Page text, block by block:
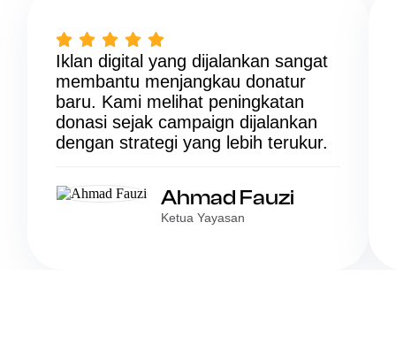
Iklan digital yang dijalankan sangat
membantu menjangkau donatur
baru. Kami melihat peningkatan
donasi sejak campaign dijalankan
dengan strategi yang lebih terukur.
Ahmad Fauzi
Ketua Yayasan